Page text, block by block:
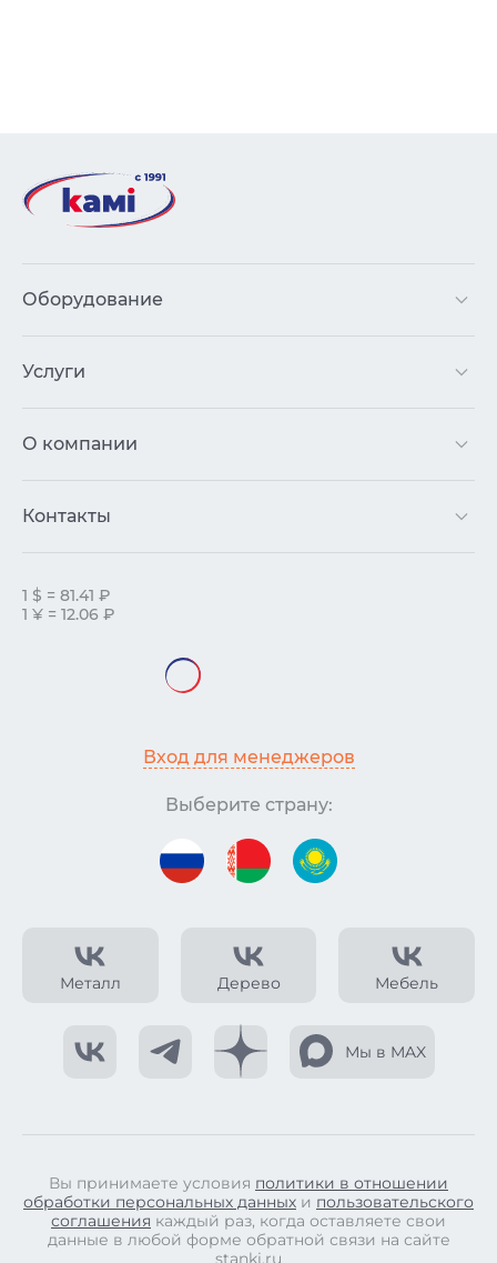
Металл Дерево Мебель
Мы в MAX
Оборудование
Услуги
О компании
Контакты
1 $ = 81.41 ₽
1 ¥ = 12.06 ₽
Вход для менеджеров
Выберите страну:
Вы принимаете условия политики в отношении
обработки персональных данных и пользовательского
соглашения каждый раз, когда оставляете свои
данные в любой форме обратной связи на сайте
stanki.ru